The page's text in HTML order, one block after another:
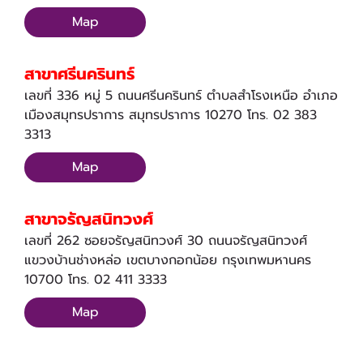
Map
สาขาศรีนครินทร์
เลขที่ 336 หมู่ 5 ถนนศรีนครินทร์ ตำบลสำโรงเหนือ อำเภอ
เมืองสมุทรปราการ สมุทรปราการ 10270 โทร. 02 383
3313
Map
สาขาจรัญสนิทวงศ์
เลขที่ 262 ซอยจรัญสนิทวงศ์ 30 ถนนจรัญสนิทวงศ์
แขวงบ้านช่างหล่อ เขตบางกอกน้อย กรุงเทพมหานคร
10700 โทร. 02 411 3333
Map